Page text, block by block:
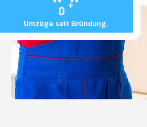
0 +
Umzüge seit Gründung.